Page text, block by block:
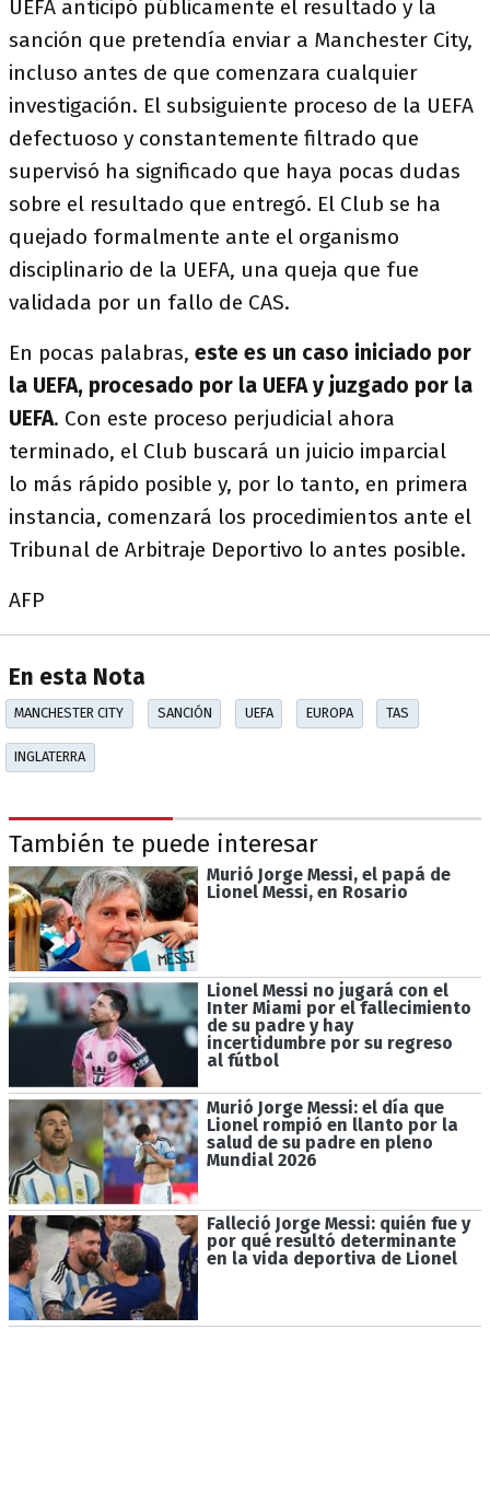
UEFA anticipó públicamente el resultado y la
sanción que pretendía enviar a Manchester City,
incluso antes de que comenzara cualquier
investigación. El subsiguiente proceso de la UEFA
defectuoso y constantemente filtrado que
supervisó ha significado que haya pocas dudas
sobre el resultado que entregó. El Club se ha
quejado formalmente ante el organismo
disciplinario de la UEFA, una queja que fue
validada por un fallo de CAS.
En pocas palabras, este es un caso iniciado por
la UEFA, procesado por la UEFA y juzgado por la
UEFA. Con este proceso perjudicial ahora
terminado, el Club buscará un juicio imparcial
lo más rápido posible y, por lo tanto, en primera
instancia, comenzará los procedimientos ante el
Tribunal de Arbitraje Deportivo lo antes posible.
AFP
En esta Nota
MANCHESTER CITY SANCIÓN UEFA EUROPA TAS
INGLATERRA
También te puede interesar
Murió Jorge Messi, el papá de
Lionel Messi, en Rosario
Lionel Messi no jugará con el
Inter Miami por el fallecimiento
de su padre y hay
incertidumbre por su regreso
al fútbol
Murió Jorge Messi: el día que
Lionel rompió en llanto por la
salud de su padre en pleno
Mundial 2026
Falleció Jorge Messi: quién fue y
por qué resultó determinante
en la vida deportiva de Lionel